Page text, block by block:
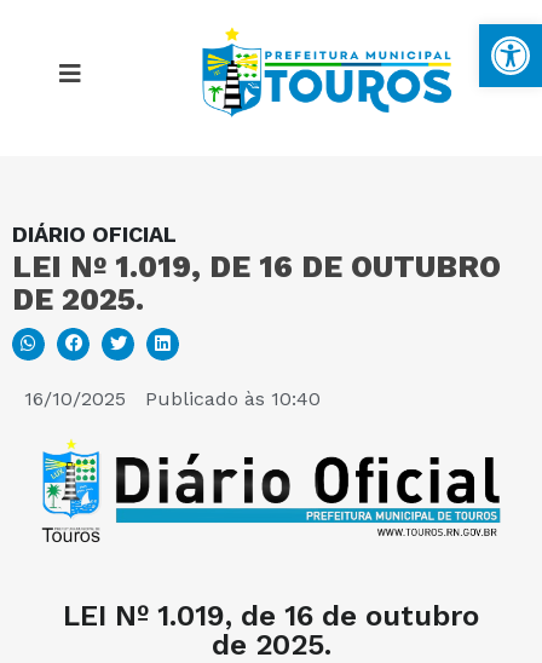
DIÁRIO OFICIAL
LEI Nº 1.019, DE 16 DE OUTUBRO
DE 2025.
16/10/2025 Publicado às 10:40
LEI Nº 1.019, de 16 de outubro
de 2025.
MAPA DO SITE
PORTAL DA TRANSPARÊNCIA
E-SIC
PERGUNTAS FREQUENTES